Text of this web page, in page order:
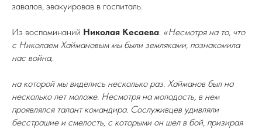
завалов, эвакуировав в госпиталь.
Из воспоминаний Николая Кесаева: «Несмотря на то, что
с Николаем Хаймановым мы были земляками, познакомила
нас война,
на которой мы виделись несколько раз. Хайманов был на
несколько лет моложе. Несмотря на молодость, в нем
проявлялся талант командира. Сослуживцев удивляли
бесстрашие и смелость, с которыми он шел в бой, призирая